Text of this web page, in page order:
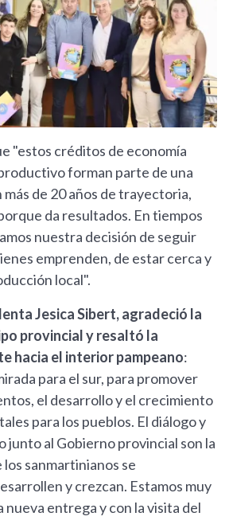
"estos créditos de economía
forman parte de una
de 20 años de trayectoria,
da resultados. En tiempos
nuestra decisión de seguir
emprenden, de estar cerca y
local".
Jesica Sibert, agradeció la
provincial y resaltó la
hacia el interior pampeano:
para el sur, para promover
el desarrollo y el crecimiento
para los pueblos. El diálogo y
junto al Gobierno provincial son la
sanmartinianos se
y crezcan. Estamos muy
entrega y con la visita del